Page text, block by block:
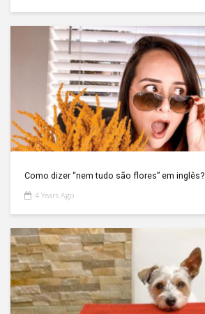
Como dizer “nem tudo são flores” em inglês?
4 Years Ago